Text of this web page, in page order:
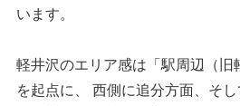
います。
軽井沢のエリア感は「駅周辺（旧
を起点に、 西側に追分方面、そ